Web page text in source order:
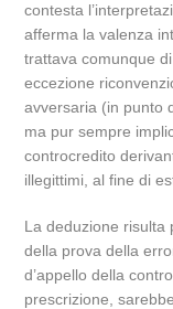
contesta
afferma la valenza
trattava comunque
eccezione
avversaria (in punto
ma pur sempre
controcredito
illegittimi, al fine di
La deduzione risulta
della prova della
d’appello della
prescrizione,